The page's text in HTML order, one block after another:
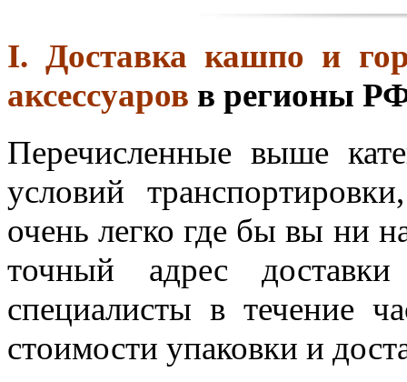
I. Доставка кашпо и
аксессуаров в регионы
Перечисленные выше
условий
очень легко где бы вы ни
точный адрес
специалисты в течение
стоимости упаковки и